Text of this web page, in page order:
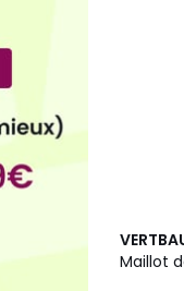
Maillot